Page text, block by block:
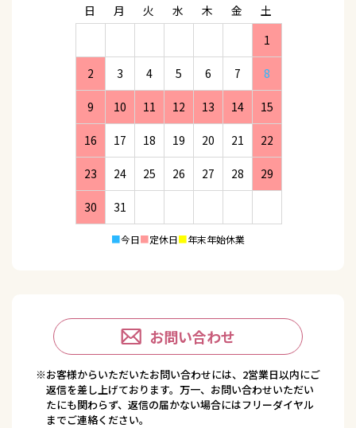
日
月 火 水 木 金
土
1
2 3 4 5 6 7 8
9 10 11 12 13 14 15
16 17 18 19 20 21 22
23 24 25 26 27 28 29
30 31
■今日■定休日■年末年始休業
お問い合わせ
※お客様からいただいたお問い合わせには、2営業日以内にご
返信を差し上げております。万一、お問い合わせいただい
たにも関わらず、返信の届かない場合にはフリーダイヤル
までご連絡ください。